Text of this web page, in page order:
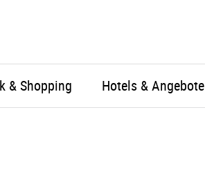
& Shopping Hotels & Angebote